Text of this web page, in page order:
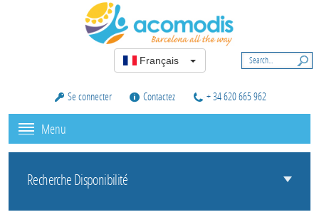
Français
Se connecter Contactez + 34 620 665 962
Menu
Recherche Disponibilité